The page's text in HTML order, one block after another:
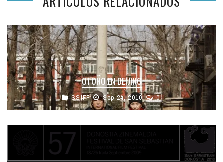
OTOÑO EN BEIJING
SSIFF Sep 24, 2010 0